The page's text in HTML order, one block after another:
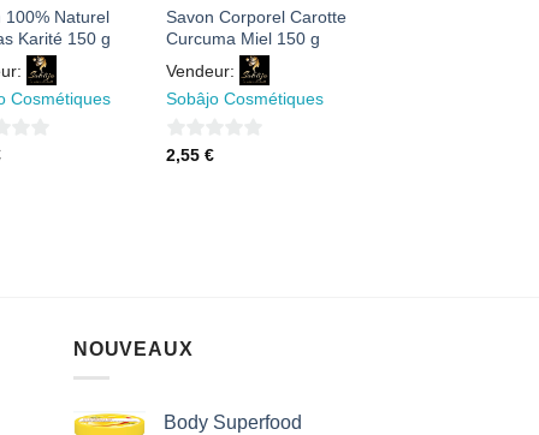
100% Naturel
Karité 150 g
Cosmétiques
Savon Corporel Carotte
Curcuma Miel 150 g
Vendeur:
Sobâjo Cosmétiques
0
2,55€
NOUVEAUX
Body Superfood